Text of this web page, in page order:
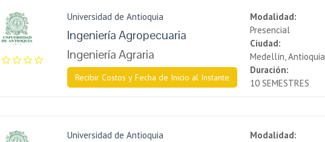
Universidad de Antioquia
Ingeniería Agropecuaria
Ingeniería Agraria
Recibir Costos y Fecha de Inicio al Instante
Modalidad:
Presencial
Ciudad:
Medellín, Antioquia
Duración:
10 SEMESTRES
Universidad de Antioquia
Modalidad: